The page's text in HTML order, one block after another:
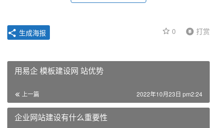
0 打赏
生成海报
用易企 模板建设网 站优势
上一篇 2022年10月23日 pm2:24
企业网站建设有什么重要性